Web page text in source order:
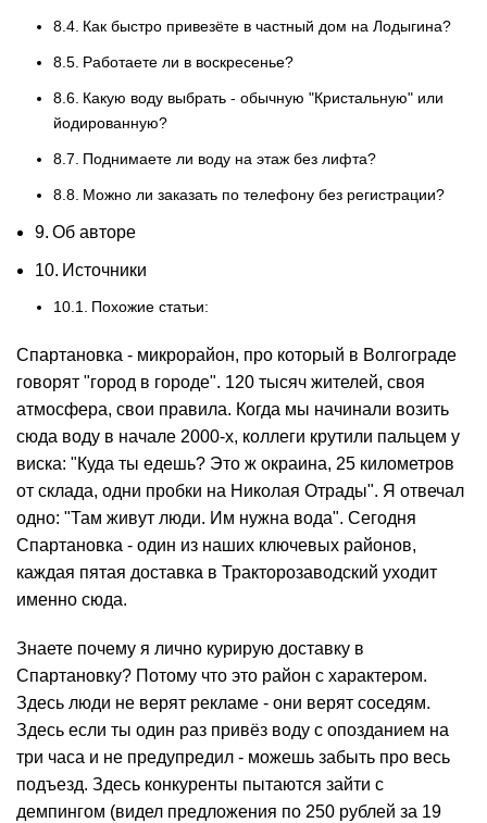
Как быстро привезёте в частный дом на Лодыгина?
Работаете ли в воскресенье?
Какую воду выбрать - обычную "Кристальную" или
йодированную?
Поднимаете ли воду на этаж без лифта?
Можно ли заказать по телефону без регистрации?
Об авторе
Источники
Похожие статьи:
Спартановка - микрорайон, про который в Волгограде
говорят "город в городе". 120 тысяч жителей, своя
атмосфера, свои правила. Когда мы начинали возить
сюда воду в начале 2000-х, коллеги крутили пальцем у
виска: "Куда ты едешь? Это ж окраина, 25 километров
от склада, одни пробки на Николая Отрады". Я отвечал
одно: "Там живут люди. Им нужна вода". Сегодня
Спартановка - один из наших ключевых районов,
каждая пятая доставка в Тракторозаводский уходит
именно сюда.
Знаете почему я лично курирую доставку в
Спартановку? Потому что это район с характером.
Здесь люди не верят рекламе - они верят соседям.
Здесь если ты один раз привёз воду с опозданием на
три часа и не предупредил - можешь забыть про весь
подъезд. Здесь конкуренты пытаются зайти с
демпингом (видел предложения по 250 рублей за 19